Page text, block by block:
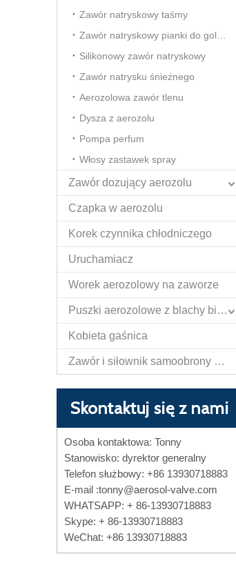
Zawór natryskowy taśmy
Silikonowy zawór natryskowy
Zawór natrysku śnieżnego
Aerozolowa zawór tlenu
Dysza z aerozolu
Pompa perfum
Włosy zastawek spray
Zawór dozujący aerozolu
Czapka w aerozolu
Korek czynnika chłodniczego
Uruchamiacz
Worek aerozolowy na zaworze
Puszki aerozolowe z blachy białej
Kobieta gaśnica
Zawór i siłownik samoobrony Papper Spray
Skontaktuj się z nami
Osoba kontaktowa: Tonny
Stanowisko: dyrektor generalny
Telefon służbowy: +86 13930718883
E-mail :tonny@aerosol-valve.com
WHATSAPP: + 86-13930718883
Skype: + 86-13930718883
WeChat: +86 13930718883